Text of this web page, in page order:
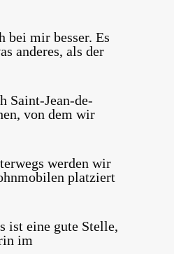
bei mir besser. Es
anderes, als der
Saint-Jean-de-
von dem wir
werden wir
platziert
ist eine gute Stelle,
im